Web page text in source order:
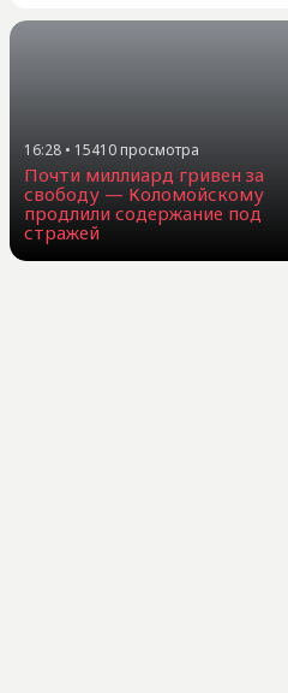
16:28 • 15410 просмотра
Почти миллиард гривен за
свободу — Коломойскому
продлили содержание под
стражей